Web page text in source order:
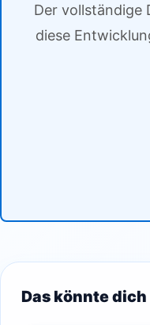
Der vollständige
diese
Das könnte